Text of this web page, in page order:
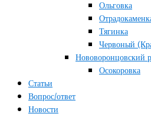
Ольговка
Тягинка
Червоный
Нововоронцовский
Осокоровка
Статьи
Вопрос/ответ
Новости